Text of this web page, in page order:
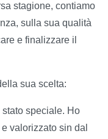
stagione, contiamo
sulla sua qualità
e finalizzare il
sua scelta:
speciale. Ho
valorizzato sin dal